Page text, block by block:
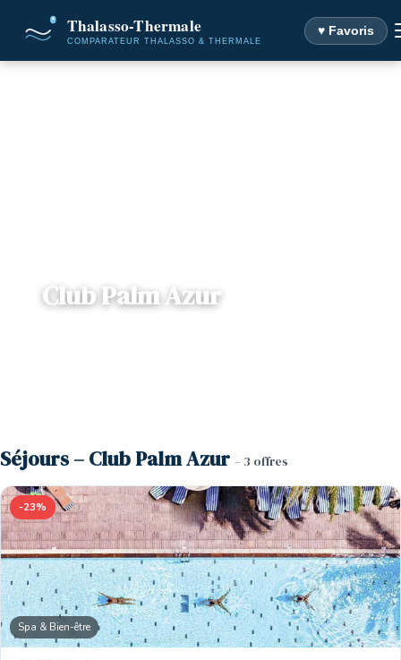
♥ Favoris
Club Palm Azur
Séjours – Club Palm Azur – 3 offres
-23%
Spa & Bien-être